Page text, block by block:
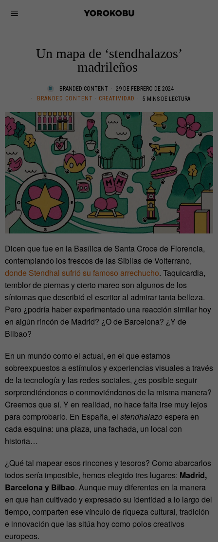
Un mapa de ‘stendhalazos’
madrileños
BRANDED CONTENT
29 DE FEBRERO DE 2024
BRANDED CONTENT · CREATIVIDAD 5 MINS DE LECTURA
Dicen que fue en la Basílica de Santa Croce de Florencia,
contemplando los frescos de las Sibilas de Volterrano,
donde Stendhal sufrió su famoso arrechucho. Taquicardia,
temblor de piernas y cierto mareo son algunos de los
síntomas que describió el escritor al admirar tanta belleza.
Pero ¿podría haber experimentado una reacción similar hoy
en algún rincón de Madrid? ¿O de Barcelona? ¿Y de
Bilbao?
En un mundo como el actual, en el que estamos
sobreexpuestos a estímulos y experiencias visuales a través
de la tecnología y las redes sociales, ¿es posible seguir
sorprendiéndonos o conmoviéndonos de la misma manera?
Creemos que sí. Y en realidad, no hace falta irse muy lejos
para comprobarlo. En España, el stendhalazoespera en
cada esquina: una plaza, una fachada, un local con
historia…
¿Qué tal mapear esos rincones y tesoros? Como abarcarlos
todos sería imposible, hemos elegido tres lugares: Madrid,
Barcelona y Bilbao. Aunque muy diferentes en la manera
en que han cultivado y expresado su identidad a lo largo del
tiempo, comparten ese vínculo de riqueza cultural, tradición
e innovación que las sitúa hoy como polos creativos
europeos.